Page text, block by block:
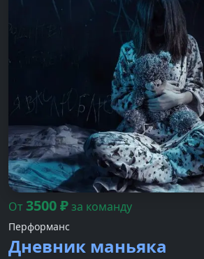
От3500₽за команду
Перформанс
Дневник маньяка